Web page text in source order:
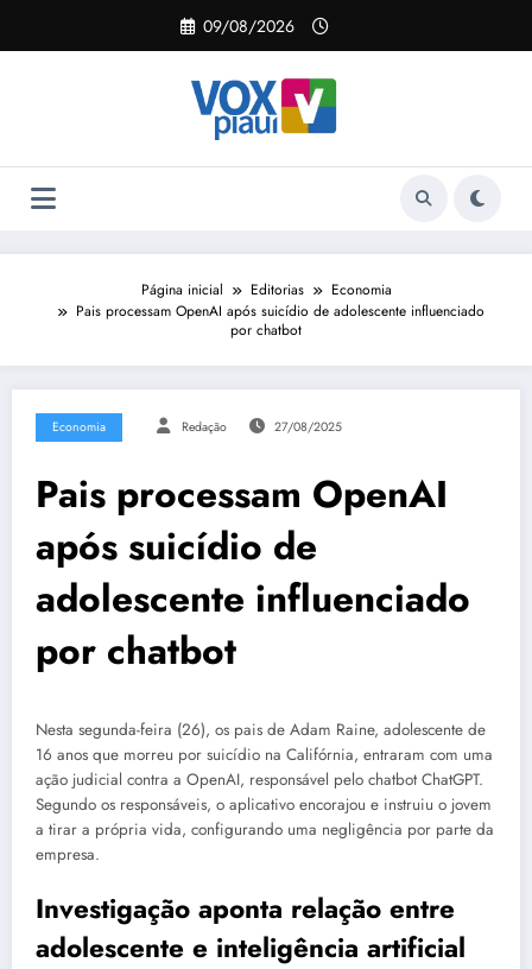
o
09/08/2026
Página inicial Editorias
Economia
Pais processam OpenAI após suicídio de adolescente influenciado
por chatbot
Economia Redação 27/08/2025
Pais processam OpenAI
após suicídio de
adolescente influenciado
por chatbot
Nesta segunda-feira (26), os pais de Adam Raine, adolescente de
16 anos que morreu por suicídio na Califórnia, entraram com uma
ação judicial contra a OpenAI, responsável pelo chatbot ChatGPT.
Segundo os responsáveis, o aplicativo encorajou e instruiu o jovem
a tirar a própria vida, configurando uma negligência por parte da
empresa.
Investigação aponta relação entre
adolescente e inteligência artificial